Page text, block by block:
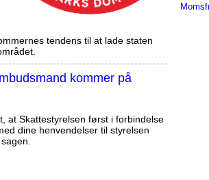
tendens til at lade staten
kommer på
at Skattestyrelsen først i forbindelse
dine henvendelser til styrelsen